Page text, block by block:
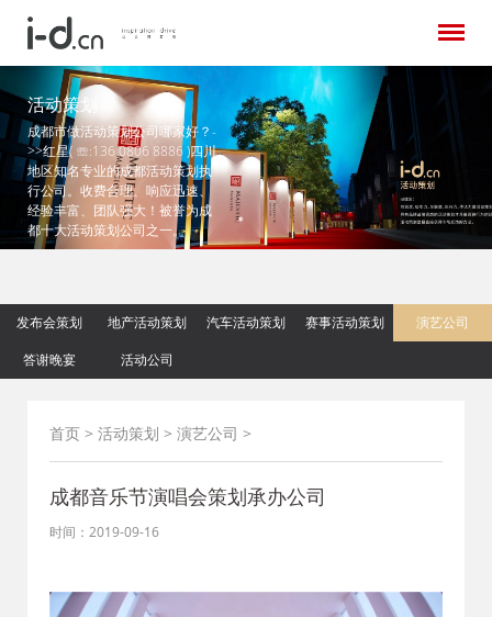
活动策划
成都市做活动策划公司哪家好？-
>>红星( ☏:136 0806 8886 )四川
地区知名专业的成都活动策划执
行公司。收费合理、响应迅速、
经验丰富、团队强大！被誉为成
都十大活动策划公司之一。
发布会策划 地产活动策划 汽车活动策划 赛事活动策划
演艺公司
答谢晚宴
活动公司
首页 > 活动策划 > 演艺公司 >
成都音乐节演唱会策划承办公司
时间：2019-09-16